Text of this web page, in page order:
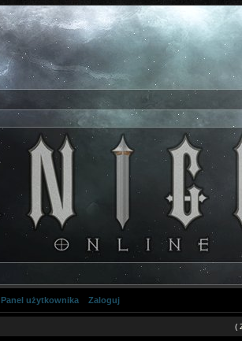
Panel użytkownika Zaloguj
(